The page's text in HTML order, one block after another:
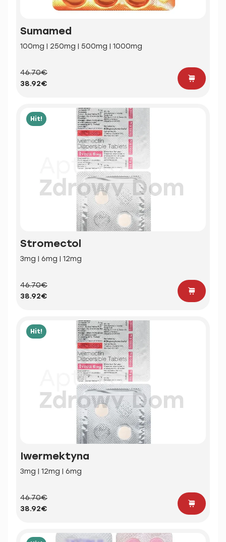
Sumamed
100mg | 250mg | 500mg | 1000mg
46.70€
38.92€
Hit!
Stromectol
3mg | 6mg | 12mg
46.70€
38.92€
Hit!
Iwermektyna
3mg | 12mg | 6mg
46.70€
38.92€